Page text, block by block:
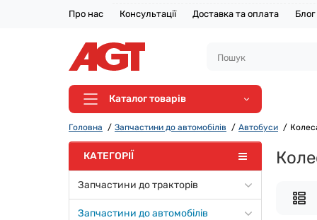
Про нас Консультації Доставка та оплата Блог
Каталог товарів
Головна Запчастини до автомобілів Автобуси
КАТЕГОРІЇ
Запчастини до тракторів
Запчастини до автомобілів